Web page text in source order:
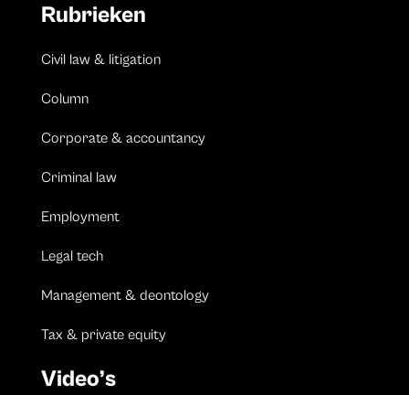
Rubrieken
Civil law & litigation
Column
Corporate & accountancy
Criminal law
Employment
Legal tech
Management & deontology
Tax & private equity
Video’s